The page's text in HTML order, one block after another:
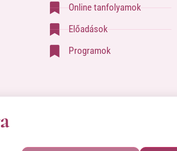
Online tanfolyamok
Előadások
Programok
kapcsolatfelvételhez kérlek tölsd ki az űrlapot a
| Pozsgai Nikoletta Tudástára. |